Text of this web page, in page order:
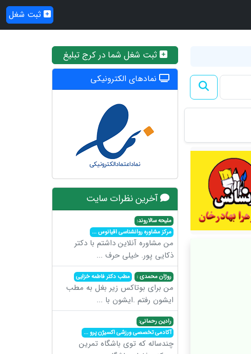
ثبت شغل
ثبت شغل شما در کرج تبلیغ
نمادهای الکترونیکی
آخرین نظرات سایت
ملیحه سالاروند:
مرکز مشاوره روانشناسی اقیانوس...
من مشاوره آنلاین داشتم با دکتر
ذکایی پور. خیلی حرف ...
روژان محمدی : مطب دکتر فاطمه خزایی
من برای بوتاکس زیر بغل به مطب
ایشون رفتم .ایشون با ...
رادین رحمانی:
آکادمی تخصصی ورزشی اکسیژن پرو...
چندساله که توی باشگاه تمرین